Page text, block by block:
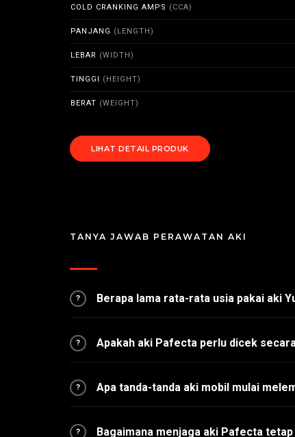
COLD CRANKING AMPS (CCA)
PANJANG (LENGTH)
LEBAR (WIDTH)
TINGGI (HEIGHT)
BERAT (WEIGHT)
LIHAT DETAIL PRODUK
TANYA JAWAB PERAWATAN AKI
? Berapa lama rata-rata usia pakai aki
? Apakah aki Pafecta perlu dicek
? Apa tanda-tanda aki mobil mulai
? Bagaimana menjaga aki Pafecta